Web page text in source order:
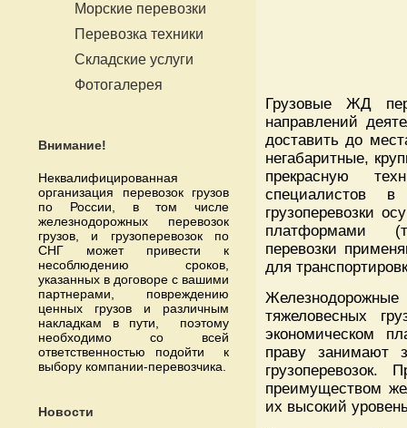
Морские перевозки
Перевозка техники
Складские услуги
Фотогалерея
Внимание!
Неквалифицированная
организация перевозок грузов
по России, в том числе
железнодорожных перевозок
грузов, и грузоперевозок по
СНГ может привести к
несоблюдению сроков,
указанных в договоре с вашими
партнерами, повреждению
ценных грузов и различным
накладкам в пути, поэтому
необходимо со всей
ответственностью подойти к
выбору компании-перевозчика.
Новости
Грузовые ЖД
направлений
доставить до
негабаритные,
прекрасную
специалистов
грузоперевозки
платформами
перевозки
для
Железнодорожные
тяжеловесных
экономическом
праву занимают
преимуществом
их высокий